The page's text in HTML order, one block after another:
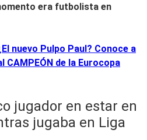
era futbolista en
nuevo Pulpo Paul? Conoce a
CAMPEÓN de la Eurocopa
jugador en estar en
jugaba en Liga